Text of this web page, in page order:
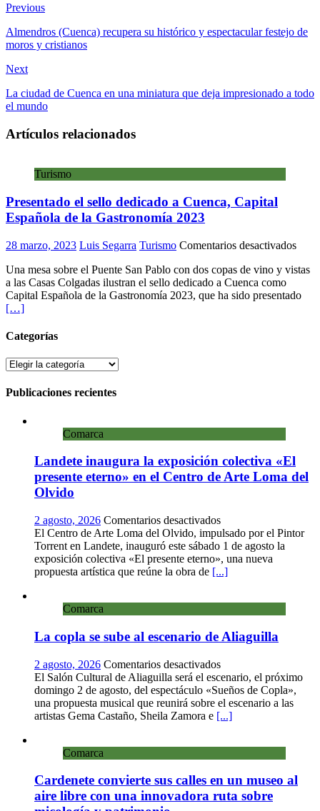
Previous
Almendros (Cuenca) recupera su histórico y espectacular festejo de
moros y cristianos
Next
La ciudad de Cuenca en una miniatura que deja impresionado a todo
el mundo
Artículos relacionados
Turismo
Presentado el sello dedicado a Cuenca, Capital
Española de la Gastronomía 2023
28 marzo, 2023 Luis Segarra Turismo Comentarios desactivadosen
el
Una mesa sobre el Puente San Pablo con dos copas de vino y vistas
a las Casas Colgadas ilustran el sello dedicado a Cuenca como
Capital Española de la Gastronomía 2023, que ha sido presentado
[…]
Categorías
Categorías
Publicaciones recientes
Comarca
Landete inaugura la exposición colectiva «El
presente eterno» en el Centro de Arte Loma del
Olvido
2 agosto, 2026 Comentarios desactivadosen
Landete
inaugura
la
exposición
en
Centro
de
Arte
Loma
del
Olvido
El Centro de Arte Loma del Olvido, impulsado por el Pintor
Torrent en Landete, inauguró este sábado 1 de agosto la
exposición colectiva «El presente eterno», una nueva
propuesta artística que reúne la obra de [...]
Comarca
La copla se sube al escenario de Aliaguilla
2 agosto, 2026 Comentarios desactivadosen
La
copla
se
sube
El Salón Cultural de Aliaguilla será el escenario, el próximo
domingo 2 de agosto, del espectáculo «Sueños de Copla»,
una propuesta musical que reunirá sobre el escenario a las
artistas Gema Castaño, Sheila Zamora e [...]
Comarca
Cardenete convierte sus calles en un museo al
aire libre con una innovadora ruta sobre